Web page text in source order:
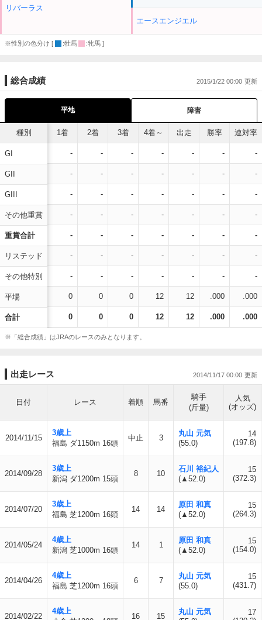
リバーラス
エースエンジエル
※性別の色分け [ :牡馬 :牝馬 ]
総合成績 2015/1/22 00:00
平地 障害
種別
GI
GII
GIII
その他重賞
重賞合計
リステッド
その他特別
平場
合計
1着 2着 3着 4着～ 出走 勝率 連対率
- - - - - - -
- - - - - - -
- - - - - - -
- - - - - - -
- - - - - - -
- - - - - - -
- - - - - - -
0 0 0 12 12 .000 .000
0 0 0 12 12 .000 .000
※「総合成績」はJRAのレースのみとなります。
出走レース 2014/11/17 00:00
日付 レース 着順 馬番
騎手
(斤量)
人気
(オッズ)
2014/11/15
3歳上
福島 ダ1150m 16頭
中止 3
丸山 元気
(55.0)
14
(197.8)
2014/09/28
3歳上
新潟 ダ1200m 15頭
8 10
石川 裕紀人
(▲52.0)
15
(372.3)
2014/07/20
3歳上
福島 芝1200m 16頭
14 14
原田 和真
(▲52.0)
15
(264.3)
2014/05/24
4歳上
新潟 芝1000m 16頭
14 1
原田 和真
(▲52.0)
15
(154.0)
2014/04/26
4歳上
福島 芝1200m 16頭
6 7
丸山 元気
(55.0)
15
(431.7)
2014/02/22
4歳上
16 15
丸山 元気
17